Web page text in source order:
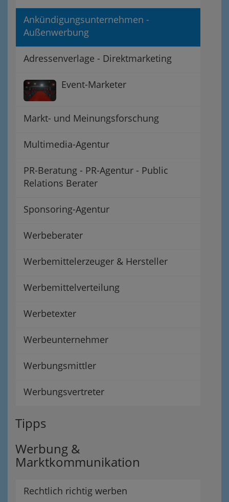
Ankündigungsunternehmen -
Außenwerbung
Adressenverlage - Direktmarketing
Event-Marketer
Markt- und Meinungsforschung
Multimedia-Agentur
PR-Beratung - PR-Agentur - Public
Relations Berater
Sponsoring-Agentur
Werbeberater
Werbemittelerzeuger & Hersteller
Werbemittelverteilung
Werbetexter
Werbeunternehmer
Werbungsmittler
Werbungsvertreter
Tipps
Werbung &
Marktkommunikation
Rechtlich richtig werben